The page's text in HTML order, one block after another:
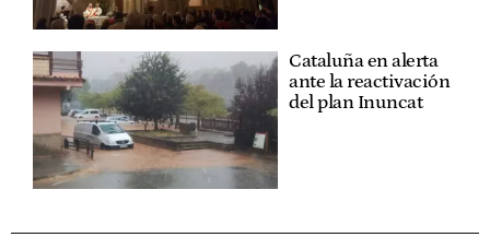
Cataluña en alerta
ante la reactivación
del plan Inuncat